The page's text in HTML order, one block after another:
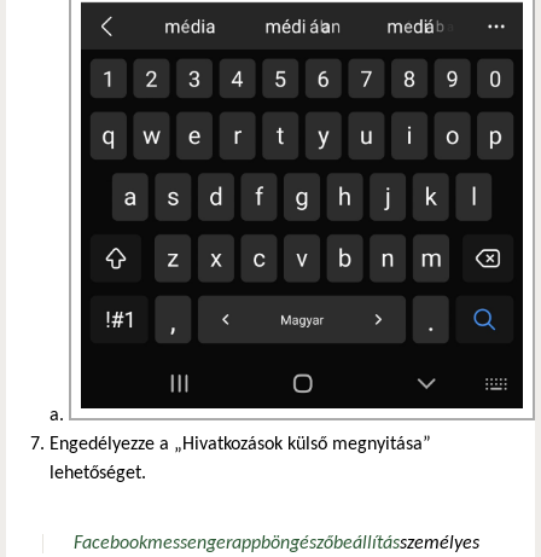
Engedélyezze a „Hivatkozások külső megnyitása”
lehetőséget.
Facebookmessengerappböngészőbeállításszemélyes